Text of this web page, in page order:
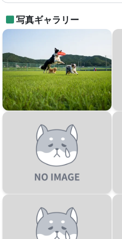
写真ギャラリー